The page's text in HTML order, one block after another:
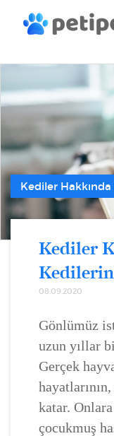
Kediler
Kediler
08.09.2020
Gönlümüz
uzun yıllar
Gerçek
katar.
çocukmuş